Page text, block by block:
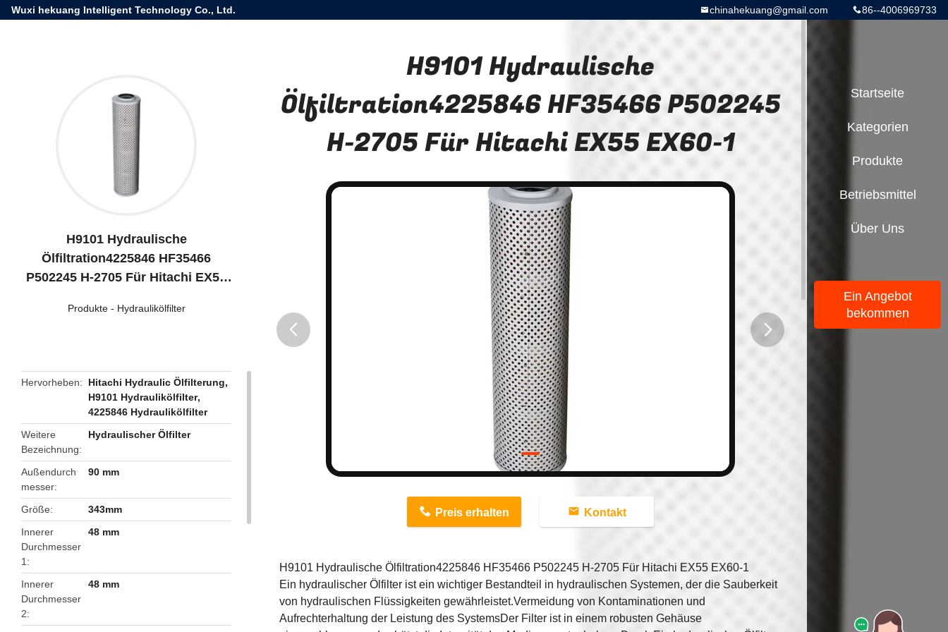
Wuxi hekuang Intelligent Technology Co., Ltd. 86--4006969733
chinahekuang@gmail.com
H9101 Hydraulische
Ölfiltration4225846 HF35466
P502245 H-2705 Für Hitachi EX55
Produkte- Hydraulikölfilter
Hervorheben Hitachi Hydraulic Ölfilterung,
H9101 Hydraulikölfilter,
4225846 Hydraulikölfilter
Weitere
Bezeichnung
Hydraulischer Ölfilter
Außendurch
messer
90 mm
Größe
343mm
Innerer
Durchmesser
1
48 mm
Innerer
Durchmesser
2
48 mm
H9101 Hydraulische
Ölfiltration4225846 HF35466 P502245
H-2705 Für Hitachi EX55 EX60-1
Preis erhalten Kontakt
H9101 Hydraulische Ölfiltration4225846 HF35466 P502245 H-2705 Für Hitachi EX55 EX60-1
Ein hydraulischer Ölfilter ist ein wichtiger Bestandteil in hydraulischen Systemen, der die Sauberkeit
von hydraulischen Flüssigkeiten gewährleistet.Vermeidung von Kontaminationen und
Aufrechterhaltung der Leistung des SystemsDer Filter ist in einem robusten Gehäuse
Startseite
Kategorien
Produkte
Betriebsmittel
Über Uns
Ein Angebot
bekommen